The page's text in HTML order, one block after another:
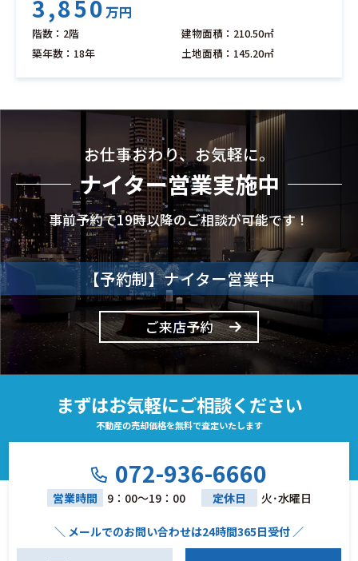
3,850万円
階数：2階
建物面積：210.50㎡
築年数：18年
土地面積：145.20㎡
お仕事おわり、お気軽に。
ナイター営業実施中
事前予約で19時以降のご相談が可能です！
【予約制】ナイター営業中
ご来店予約
まずはお気軽にご相談ください
不動産の売却価格を無料で査定いたします
072-936-6660
営業時間 9：00～19：00 定休日 火･水曜日
＼ メールでのお問い合わせは24時間365日受付 ／